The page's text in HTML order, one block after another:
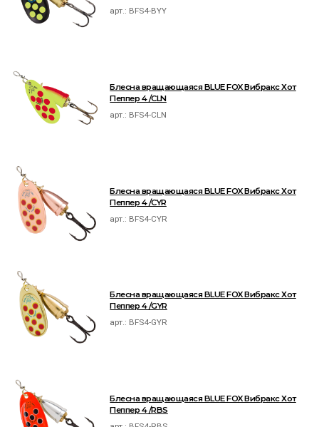
арт.: BFS4-BYY
Блесна вращающаяся BLUE FOX Вибракс Хот
Пеппер 4 /CLN
арт.: BFS4-CLN
Блесна вращающаяся BLUE FOX Вибракс Хот
Пеппер 4 /CYR
арт.: BFS4-CYR
Блесна вращающаяся BLUE FOX Вибракс Хот
Пеппер 4 /GYR
арт.: BFS4-GYR
Блесна вращающаяся BLUE FOX Вибракс Хот
Пеппер 4 /RBS